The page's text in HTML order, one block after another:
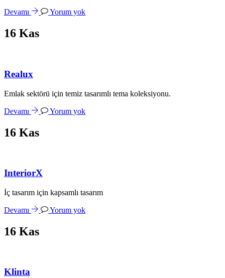
Devamı Yorum yok
16 Kas
Realux
Emlak sektörü için temiz tasarımlı tema koleksiyonu.
Devamı Yorum yok
16 Kas
InteriorX
İç tasarım için kapsamlı tasarım
Devamı Yorum yok
16 Kas
Klinta